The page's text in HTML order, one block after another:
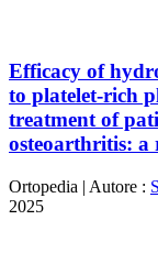
Efficacy of
to platelet-rich
treatment of
osteoarthritis: a
Ortopedia | Autore :
2025